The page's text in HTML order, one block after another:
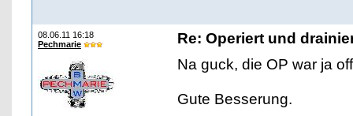
08.06.11 16:18
Pechmarie
Re: Operiert und
Na guck, die OP war ja
Gute Besserung.